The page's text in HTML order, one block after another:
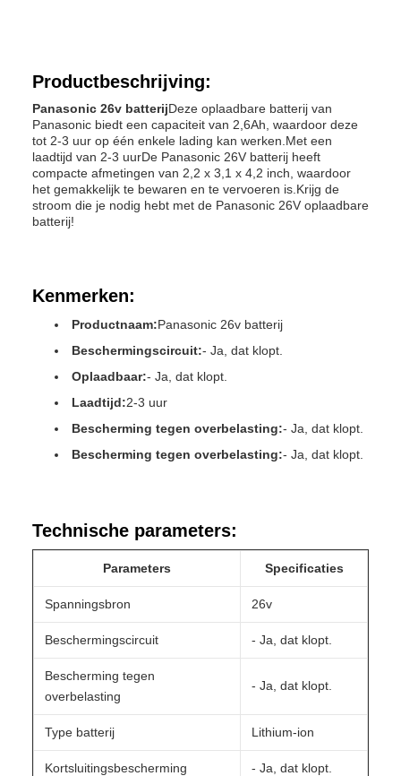
Productbeschrijving:
Panasonic 26v batterijDeze oplaadbare batterij van
Panasonic biedt een capaciteit van 2,6Ah, waardoor deze
tot 2-3 uur op één enkele lading kan werken.Met een
laadtijd van 2-3 uurDe Panasonic 26V batterij heeft
compacte afmetingen van 2,2 x 3,1 x 4,2 inch, waardoor
het gemakkelijk te bewaren en te vervoeren is.Krijg de
stroom die je nodig hebt met de Panasonic 26V oplaadbare
batterij!
Kenmerken:
Productnaam:Panasonic 26v batterij
Beschermingscircuit:- Ja, dat klopt.
Oplaadbaar:- Ja, dat klopt.
Laadtijd:2-3 uur
Bescherming tegen overbelasting:- Ja, dat klopt.
Bescherming tegen overbelasting:- Ja, dat klopt.
Technische parameters:
Parameters Specificaties
Spanningsbron 26v
Beschermingscircuit - Ja, dat klopt.
Bescherming tegen
overbelasting
- Ja, dat klopt.
Type batterij Lithium-ion
Kortsluitingsbescherming - Ja, dat klopt.